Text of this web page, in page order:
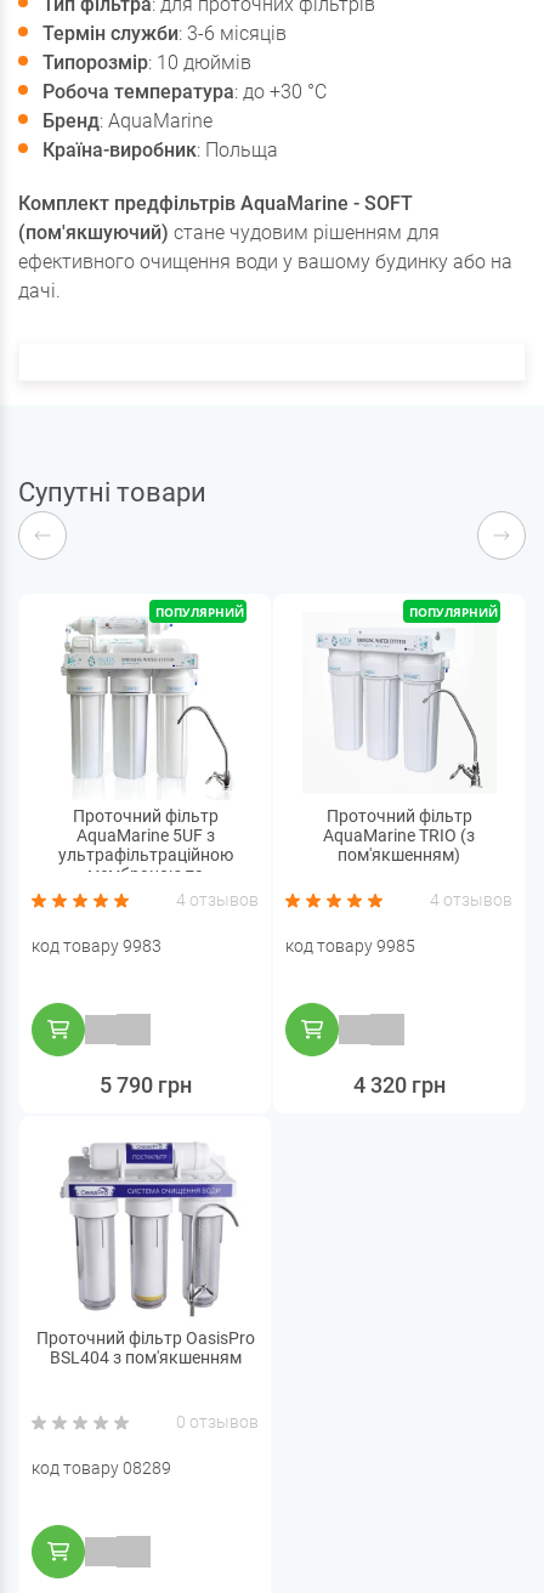
Термін служби: 3-6 місяців
Типорозмір: 10 дюймів
Робоча температура: до +30 °С
Бренд: AquaMarine
Країна-виробник: Польща
Комплект предфільтрів AquaMarine - SOFT
(пом'якшуючий) стане чудовим рішенням для
ефективного очищення води у вашому будинку або на
дачі.
Супутні товари
ПОПУЛЯРНИЙ
Проточний фільтр
AquaMarine 5UF з
ультрафільтраційною
мембраною та
пом'якшенням4 отзывов
код товару 9983
5 790 грн
ПОПУЛЯРНИЙ
Проточний фільтр
AquaMarine TRIO (з
пом'якшенням)
4 отзывов
код товару 9985
4 320 грн
Проточний фільтр OasisPro
BSL404 з пом'якшенням
0 отзывов
код товару 08289